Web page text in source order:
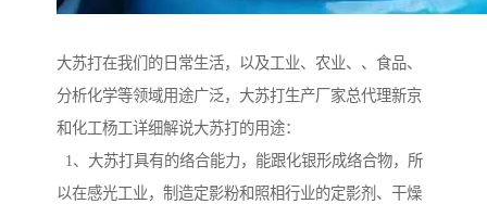
大苏打在我们的日常生活，以及工业、农业、、食品、
分析化学等领域用途广泛，大苏打生产厂家总代理新京
和化工杨工详细解说大苏打的用途：
1、大苏打具有的络合能力，能跟化银形成络合物，所
以在感光工业，制造定影粉和照相行业的定影剂、干燥